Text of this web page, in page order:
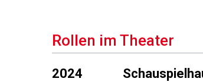
Rollen im Theater
2024